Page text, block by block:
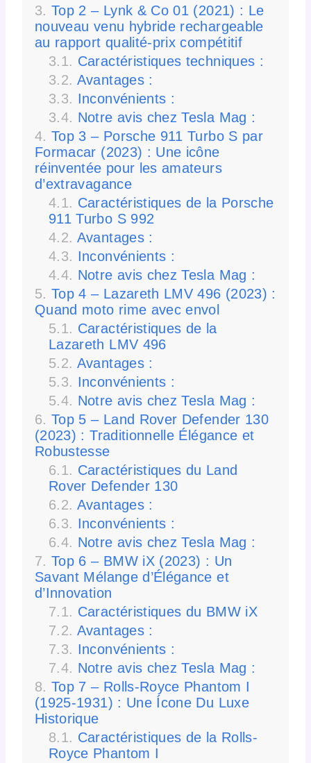
Top 2 – Lynk & Co 01 (2021) : Le
nouveau venu hybride rechargeable
au rapport qualité-prix compétitif
Caractéristiques techniques :
Avantages :
Inconvénients :
Notre avis chez Tesla Mag :
Top 3 – Porsche 911 Turbo S par
Formacar (2023) : Une icône
réinventée pour les amateurs
d’extravagance
Caractéristiques de la Porsche
911 Turbo S 992
Avantages :
Inconvénients :
Notre avis chez Tesla Mag :
Top 4 – Lazareth LMV 496 (2023) :
Quand moto rime avec envol
Caractéristiques de la
Lazareth LMV 496
Avantages :
Inconvénients :
Notre avis chez Tesla Mag :
Top 5 – Land Rover Defender 130
(2023) : Traditionnelle Élégance et
Robustesse
Caractéristiques du Land
Rover Defender 130
Avantages :
Inconvénients :
Notre avis chez Tesla Mag :
Top 6 – BMW iX (2023) : Un
Savant Mélange d’Élégance et
d’Innovation
Caractéristiques du BMW iX
Avantages :
Inconvénients :
Notre avis chez Tesla Mag :
Top 7 – Rolls-Royce Phantom I
(1925-1931) : Une Ícone Du Luxe
Historique
Caractéristiques de la Rolls-
Royce Phantom I